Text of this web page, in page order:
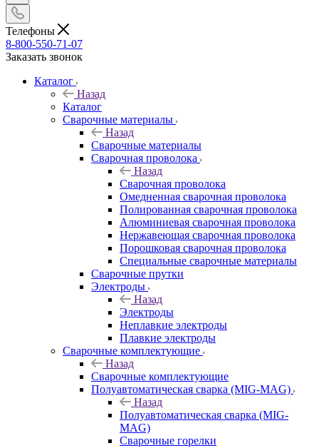
Телефоны
8-800-550-71-07
Заказать звонок
Каталог
Назад
Каталог
Сварочные материалы
Назад
Сварочные материалы
Сварочная проволока
Назад
Сварочная проволока
Омедненная сварочная проволока
Полированная сварочная проволока
Алюминиевая сварочная проволока
Нержавеющая сварочная проволока
Порошковая сварочная проволока
Специальные сварочные материалы
Сварочные прутки
Электроды
Назад
Электроды
Неплавкие электроды
Плавкие электроды
Сварочные комплектующие
Назад
Сварочные комплектующие
Полуавтоматическая сварка (MIG-MAG)
Назад
Полуавтоматическая сварка (MIG-
MAG)
Сварочные горелки